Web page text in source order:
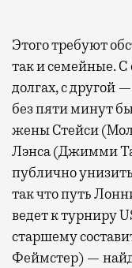
Этого требуют
так и семейные.
долгах, с другой
без пяти минут
жены Стейси
Лэнса (Джимми
публично
так что путь
ведет к турниру
старшему
Феймстер) —